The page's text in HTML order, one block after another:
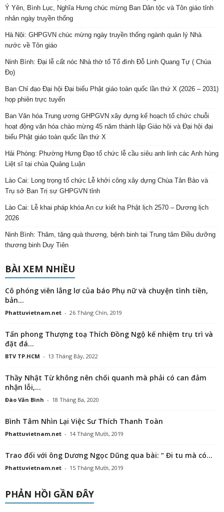
Ý Yên, Bình Lục, Nghĩa Hưng chúc mừng Ban Dân tộc và Tôn giáo tỉnh
nhân ngày truyền thống
Hà Nội: GHPGVN chúc mừng ngày truyền thống ngành quản lý Nhà
nước về Tôn giáo
Ninh Bình: Đại lễ cất nóc Nhà thờ tổ Tổ đình Đỗ Linh Quang Tự ( Chùa
Đọ)
Ban Chỉ đạo Đại hội Đại biểu Phật giáo toàn quốc lần thứ X (2026 – 2031)
họp phiên trực tuyến
Ban Văn hóa Trung ương GHPGVN xây dựng kế hoạch tổ chức chuỗi
hoạt động văn hóa chào mừng 45 năm thành lập Giáo hội và Đại hội đại
biểu Phật giáo toàn quốc lần thứ X
Hải Phòng: Phường Hưng Đạo tổ chức lễ cầu siêu anh linh các Anh hùng
Liệt sĩ tại chùa Quảng Luận
Lào Cai: Long trọng tổ chức Lễ khởi công xây dựng Chùa Tân Bảo và
Trụ sở Ban Trị sự GHPGVN tỉnh
Lào Cai: Lễ khai pháp khóa An cư kiết hạ Phật lịch 2570 – Dương lịch
2026
Ninh Bình: Thăm, tặng quà thương, bệnh binh tại Trung tâm Điều dưỡng
thương binh Duy Tiên
BÀI XEM NHIỀU
Cô phóng viên lẳng lơ của báo Phụ nữ và chuyện tình tiền,
bản...
Phattuvietnam.net - 26 Tháng Chín, 2019
Tấn phong Thượng toạ Thích Đồng Ngộ kế nhiệm trụ trì và
đặt đá...
BTV TP.HCM - 13 Tháng Bảy, 2022
Thầy Nhật Từ không nên chối quanh mà phải có can đảm
nhận lỗi,...
Đào Văn Bình - 18 Tháng Ba, 2020
Bình Tâm Nhìn Lại Việc Sư Thích Thanh Toàn
Phattuvietnam.net - 14 Tháng Mười, 2019
Trao đổi với ông Dương Ngọc Dũng qua bài: “ Đi tu mà có...
Phattuvietnam.net - 15 Tháng Mười, 2019
PHẢN HỒI GẦN ĐÂY